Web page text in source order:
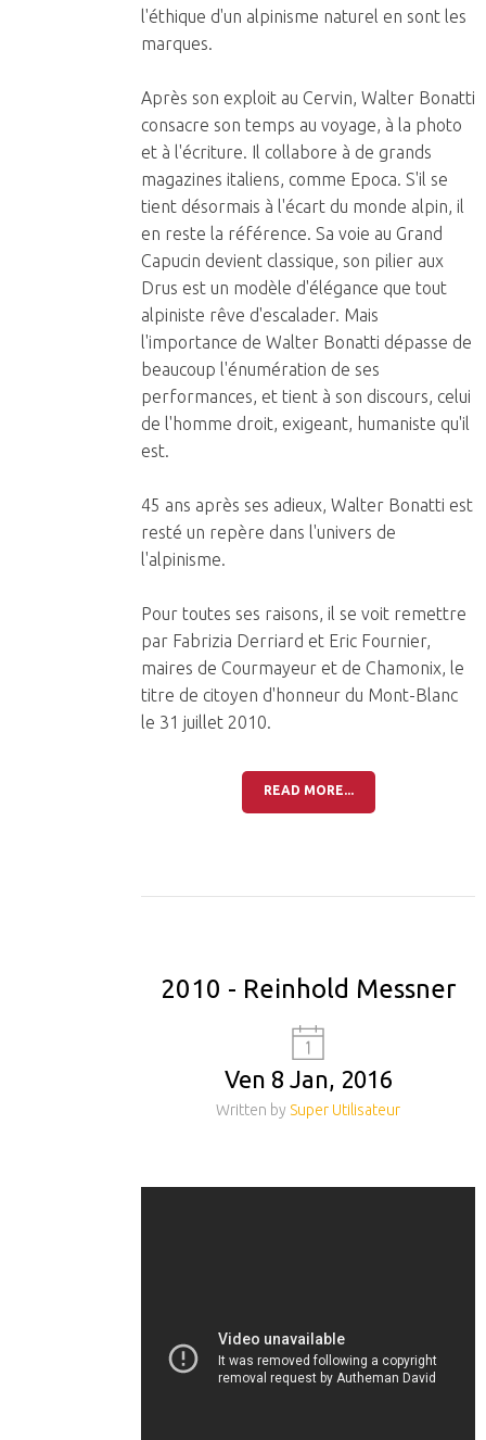
l'éthique d'un alpinisme naturel en sont les
marques.
Après son exploit au Cervin, Walter Bonatti
consacre son temps au voyage, à la photo
et à l'écriture. Il collabore à de grands
magazines italiens, comme Epoca. S'il se
tient désormais à l'écart du monde alpin, il
en reste la référence. Sa voie au Grand
Capucin devient classique, son pilier aux
Drus est un modèle d'élégance que tout
alpiniste rêve d'escalader. Mais
l'importance de Walter Bonatti dépasse de
beaucoup l'énumération de ses
performances, et tient à son discours, celui
de l'homme droit, exigeant, humaniste qu'il
est.
45 ans après ses adieux, Walter Bonatti est
resté un repère dans l'univers de
l'alpinisme.
Pour toutes ses raisons, il se voit remettre
par Fabrizia Derriard et Eric Fournier,
maires de Courmayeur et de Chamonix, le
titre de citoyen d'honneur du Mont-Blanc
le 31 juillet 2010.
READ MORE...
2010 - Reinhold Messner
Ven 8 Jan, 2016
Written by Super Utilisateur